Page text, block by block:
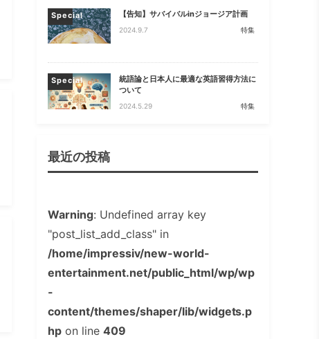
Special 【告知】サバイバルinジョージア計画
2024.9.7 特集
Special
統語論と日本人に最適な英語習得方法に
ついて
2024.5.29 特集
最近の投稿
Warning: Undefined array key
"post_list_add_class" in
/home/impressiv/new-world-
entertainment.net/public_html/wp/wp
-
content/themes/shaper/lib/widgets.p
hpon line 409